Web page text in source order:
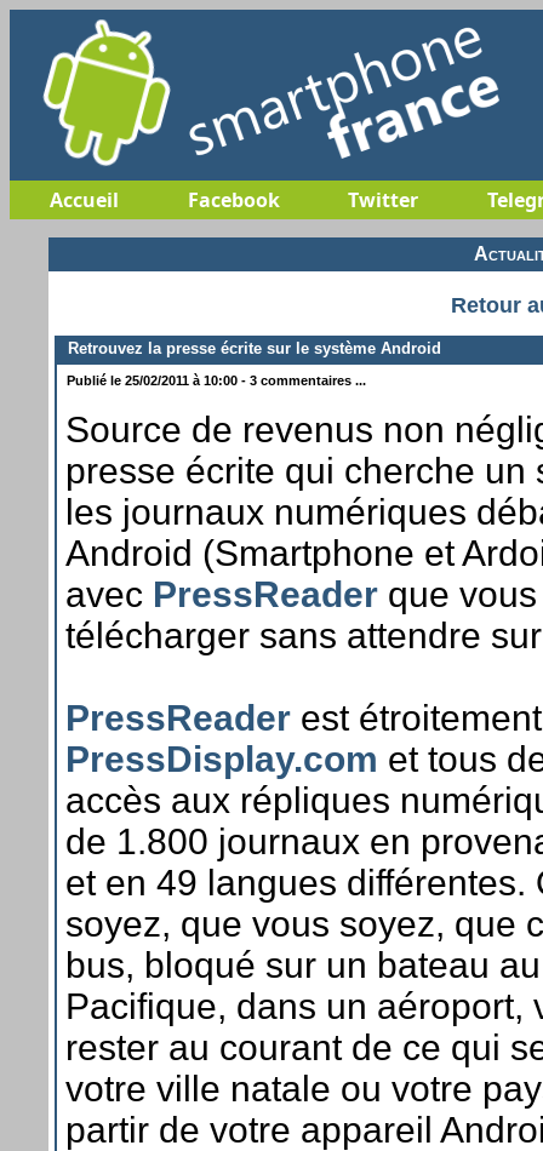
Accueil Facebook Twitter
Retour
Retrouvez la presse écrite sur le système Android
Publié le 25/02/2011 à 10:00 - 3 commentaires ...
Source de revenus non
presse écrite qui cherche un
les journaux numériques
Android (Smartphone et
avec PressReader que
télécharger sans attendre
PressReader est
PressDisplay.com et tous
accès aux répliques
de 1.800 journaux en
et en 49 langues différentes.
soyez, que vous soyez, que
bus, bloqué sur un bateau
Pacifique, dans un aéroport,
rester au courant de ce qui
votre ville natale ou votre
partir de votre appareil